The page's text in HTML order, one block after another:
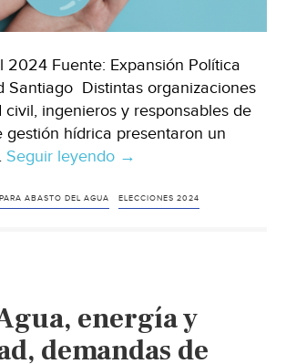
2024 Fuente: Expansión Política
Santiago Distintas organizaciones
civil, ingenieros y responsables de
gestión hídrica presentaron un
Seguir leyendo México
Organizaciones
decálogo
de
→
ABASTO DEL AGUA ELECCIONES 2024
energía y
demandas de